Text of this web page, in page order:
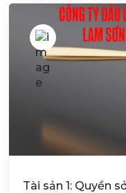
Tài sản 1: Quyền